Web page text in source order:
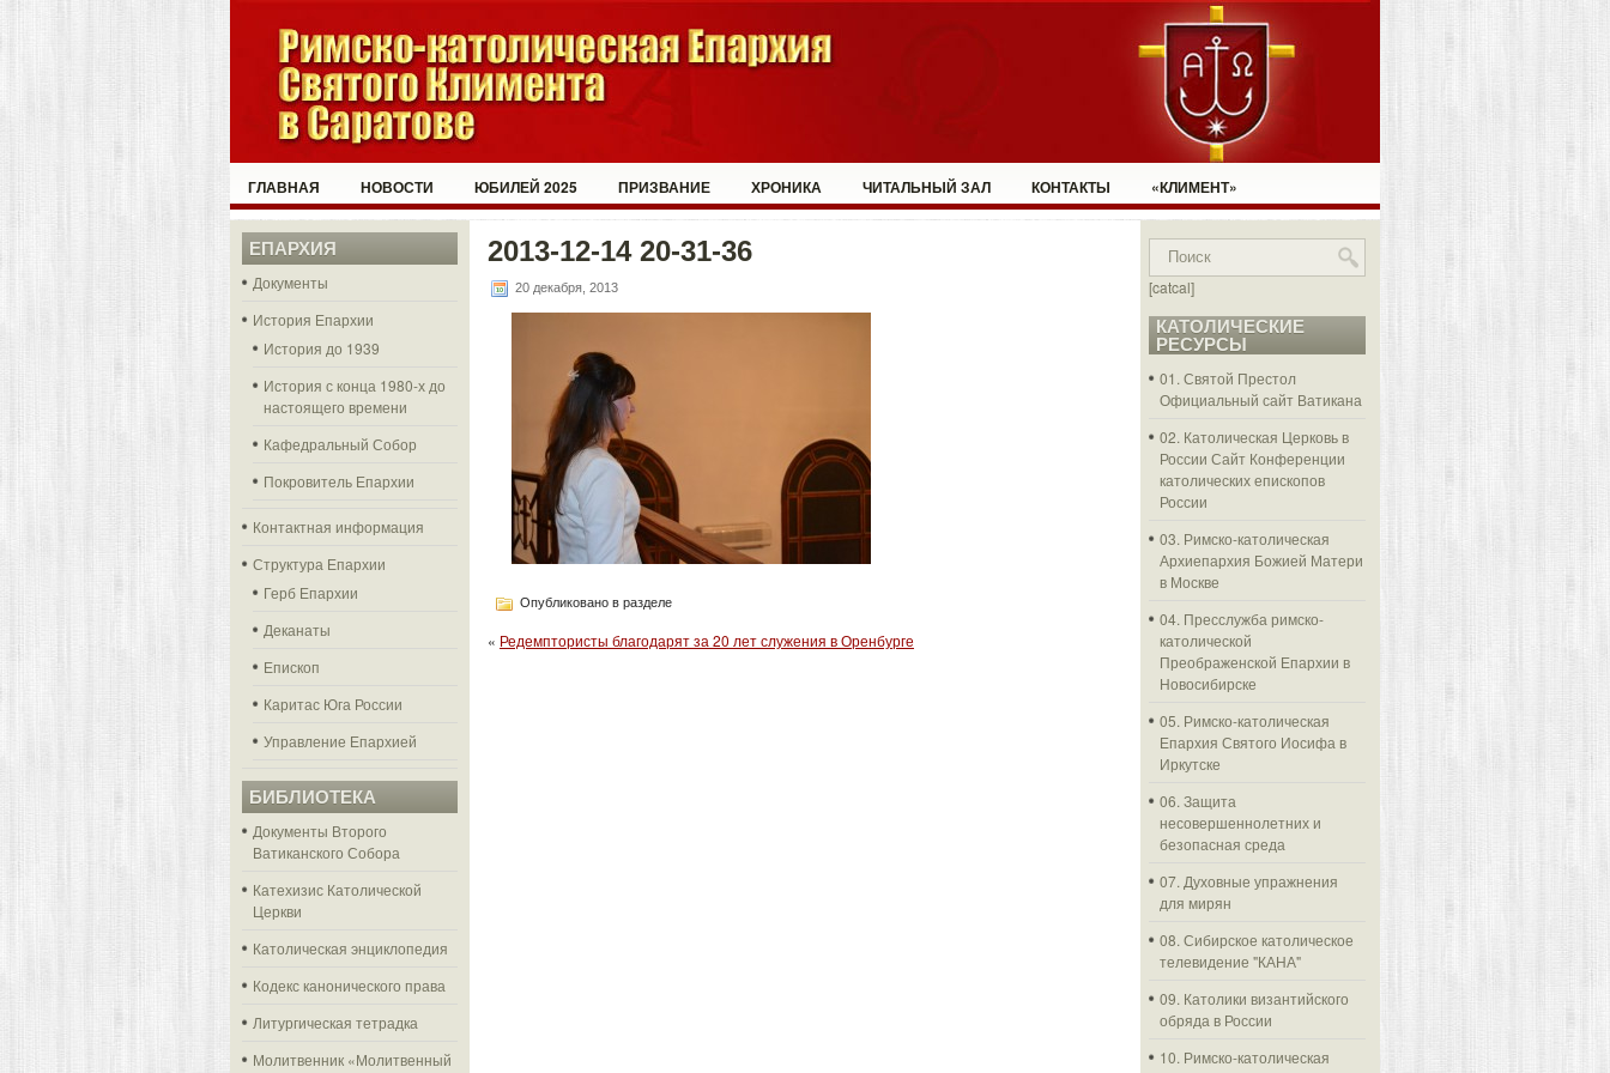
ГЛАВНАЯ НОВОСТИ ЮБИЛЕЙ 2025 ПРИЗВАНИЕ ХРОНИКА ЧИТАЛЬНЫЙ ЗАЛ КОНТАКТЫ «КЛИМЕНТ»
ЕПАРХИЯ
Документы
История Епархии
История до 1939
История с конца 1980-х до
настоящего времени
Кафедральный Собор
Покровитель Епархии
Контактная информация
Структура Епархии
Герб Епархии
Деканаты
Епископ
Каритас Юга России
Управление Епархией
БИБЛИОТЕКА
Документы Второго
Ватиканского Собора
Катехизис Католической
Церкви
Католическая энциклопедия
Кодекс канонического права
Литургическая тетрадка
Молитвенник «Молитвенный
2013-12-14 20-31-36
20 декабря, 2013
Опубликовано в разделе
« Редемптористы благодарят за 20 лет служения в Оренбурге
[catcal]
КАТОЛИЧЕСКИЕ
РЕСУРСЫ
01. Святой Престол
Официальный сайт Ватикана
02. Католическая Церковь в
России Сайт Конференции
католических епископов
России
03. Римско-католическая
Архиепархия Божией Матери
в Москве
04. Пресслужба римско-
католической
Преображенской Епархии в
Новосибирске
05. Римско-католическая
Епархия Святого Иосифа в
Иркутске
06. Защита
несовершеннолетних и
безопасная среда
07. Духовные упражнения
для мирян
08. Сибирское католическое
телевидение "КАНА"
09. Католики византийского
обряда в России
10. Римско-католическая